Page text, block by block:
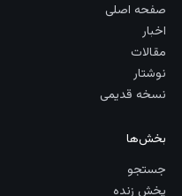
صفحه اصلی
اخبار
مقالات
نوشتار
نسخه قدیمی
بخش‌ها
جستجو
پخش زنده